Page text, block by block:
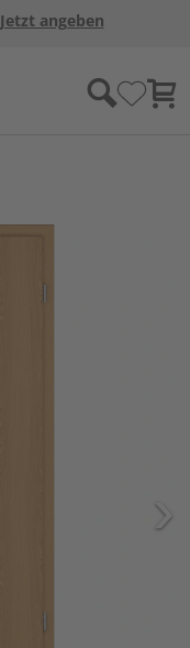
Jetzt angeben